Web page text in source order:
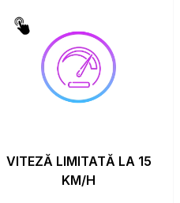
VITEZĂ LIMITATĂ LA 15
KM/H